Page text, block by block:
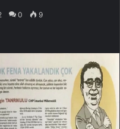
0 9